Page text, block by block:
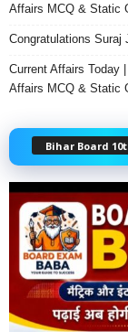
Affairs MCQ & Static
Congratulations Suraj
Current Affairs Today
Affairs MCQ & Static
Bihar Board